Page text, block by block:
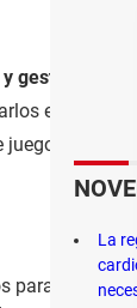
gestionar
en la
crear
para la
La